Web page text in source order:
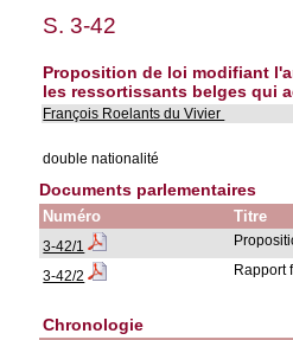
S. 3-42
Proposition de loi modifiant
les ressortissants belges qui
François Roelants du Vivier
double nationalité
Documents parlementaires
Numéro Titre
3-42/1
3-42/2 Rapport
Chronologie